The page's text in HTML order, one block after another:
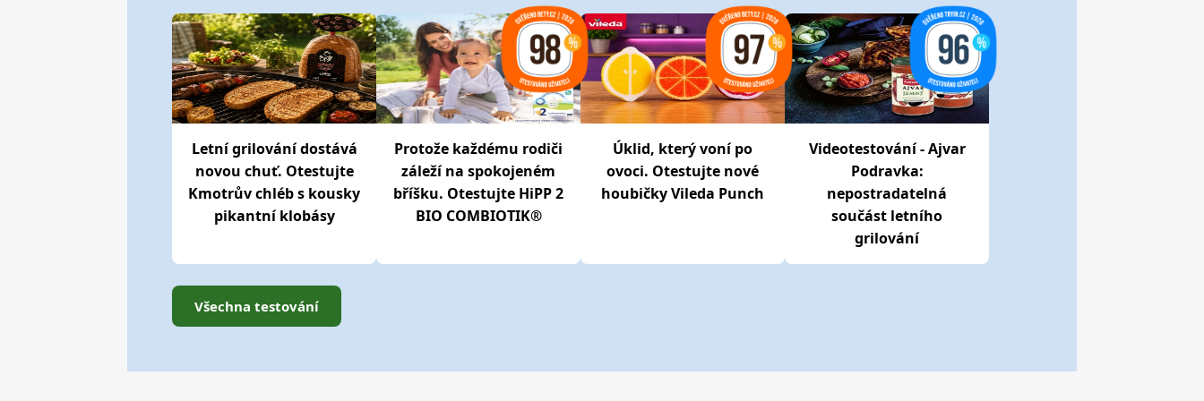
Letní grilování dostává
novou chuť. Otestujte
Kmotrův chléb s kousky
pikantní klobásy
Protože každému rodiči
záleží na spokojeném
bříšku. Otestujte HiPP 2
BIO COMBIOTIK®
Úklid, který voní po
ovoci. Otestujte nové
houbičky Vileda Punch
Videotestování - Ajvar
Podravka:
nepostradatelná
součást letního
grilování
Všechna testování